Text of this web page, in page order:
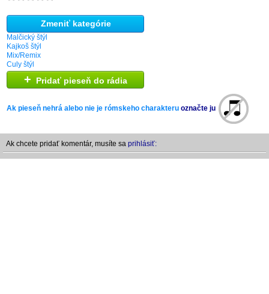
Zmeniť kategórie
Malčický štýl
Kajkoš štýl
Mix/Remix
Culy štýl
+ Pridať pieseň do rádia
Ak pieseň nehrá alebo nie je rómskeho charakteru označte ju
Ak chcete pridať komentár, musíte sa prihlásiť: